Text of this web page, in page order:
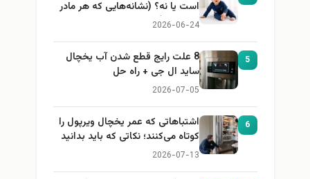
است یا نه؟ (نشانه‌هایی که هر مادر
باید بداند)
2026-06-24
5
8 علت رایج قطع شدن آب یخچال
ساید ال جی + راه حل
2026-07-05
6
اشتباهاتی که عمر یخچال ویرپول را
کوتاه می‌کنند؛ نکاتی که باید بدانید
2026-07-13